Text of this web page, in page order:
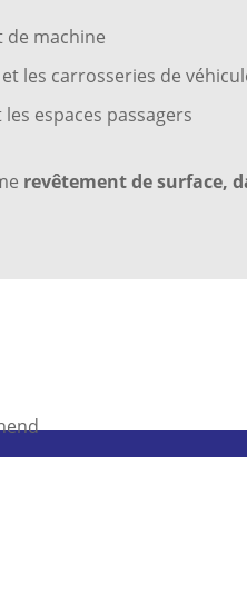
machine
les carrosseries de
espaces passagers
revêtement de surface,